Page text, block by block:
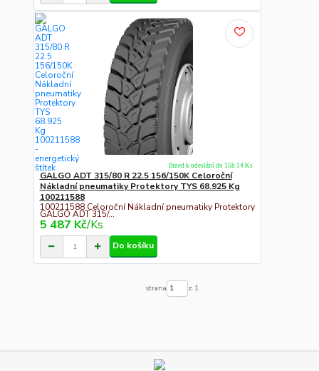
GALGO ADT 315/80 R 22.5 156/150K Celoroční
Nákladní pneumatiky Protektory TYS 68.925 Kg
100211588
100211588 Celoroční Nákladní pneumatiky Protektory
GALGO ADT 315/...
5 487 Kč/Ks
Ihned k odeslání do 15h 14 Ks
Do košíku
strana z 1